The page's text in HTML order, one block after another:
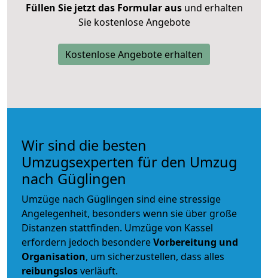
Füllen Sie jetzt das Formular ausund erhalten
Sie kostenlose Angebote
Kostenlose Angebote erhalten
Wir sind die besten
Umzugsexperten für den Umzug
nach Güglingen
Umzüge nach Güglingen sind eine stressige
Angelegenheit, besonders wenn sie über große
Distanzen stattfinden. Umzüge von Kassel
erfordern jedoch besondereVorbereitung und
Organisation, um sicherzustellen, dass alles
reibungslosverläuft.